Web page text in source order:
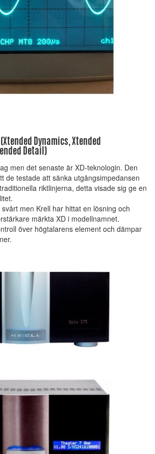
Dynamics, Xtended
Detail)
men det senaste är XD-teknologin. Den
de testade att sänka utgångsimpedansen
riktlinjerna, detta visade sig ge en
men Krell har hittat en lösning och
märkta XD i modellnamnet.
över högtalarens element och dämpar